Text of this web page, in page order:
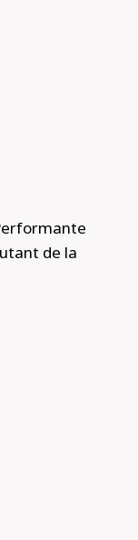
de la